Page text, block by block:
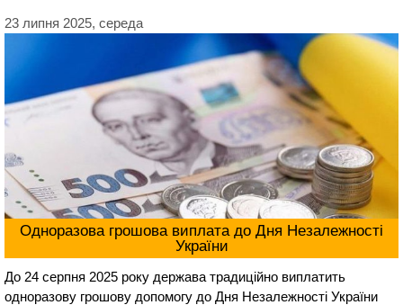
23 липня 2025, середа
Одноразова грошова виплата до Дня Незалежності
України
До 24 серпня 2025 року держава традиційно виплатить
одноразову грошову допомогу до Дня Незалежності України